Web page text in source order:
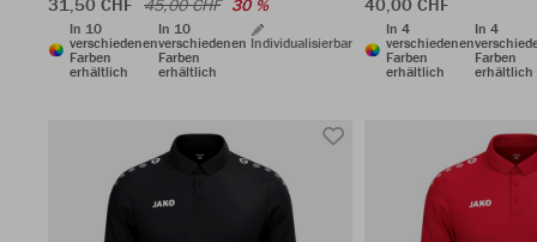
45,00 CHF 30 %
In 10
verschiedenen
Farben
erhältlich
In 10
verschiedenen
Farben
erhältlich
Individualisierbar
In 4
verschiedenen
Farben
erhältlich
In 4
Farben
erhältlich